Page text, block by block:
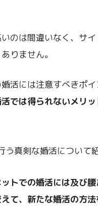
のは間違いなく、サ
りません。
活には注意すべきポイ
では得られないメリッ
う真剣な婚活について
トでの婚活には及び腰
て、新たな婚活の方